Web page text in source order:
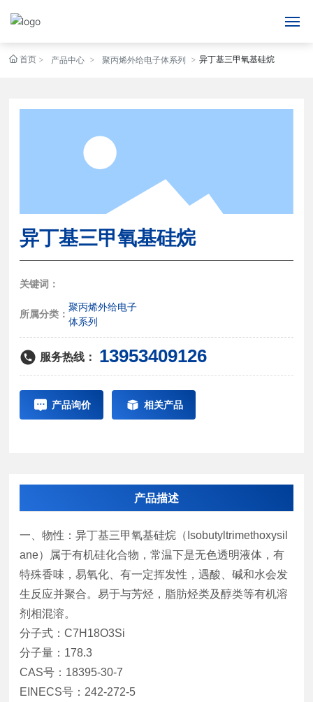
网站首页
联系我们
English
首页 产品中心 聚丙烯外给电子体系列 异丁基三甲氧基硅烷
异丁基三甲氧基硅烷
关键词：
所属分类：
聚丙烯外给电子
体系列
服务热线： 13953409126
产品询价 相关产品
产品描述
一、物性：异丁基三甲氧基硅烷（Isobutyltrimethoxysil
ane）属于有机硅化合物，常温下是无色透明液体，有
特殊香味，易氧化、有一定挥发性，遇酸、碱和水会发
生反应并聚合。易于与芳烃，脂肪烃类及醇类等有机溶
剂相混溶。
分子式：C7H18O3Si
分子量：178.3
CAS号：18395-30-7
EINECS号：242-272-5